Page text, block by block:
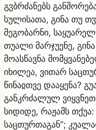
გჳბრძანებს
სულისათა, გინა თუ
მეგობარნი,
თუალი მარჯუენე,
მოასწავნა
იხილეა, ვითარ
წინაჲთვე დააყენა?
განკრძალულ
სიდიდე, რაჟამს
საცთურთაგან“;